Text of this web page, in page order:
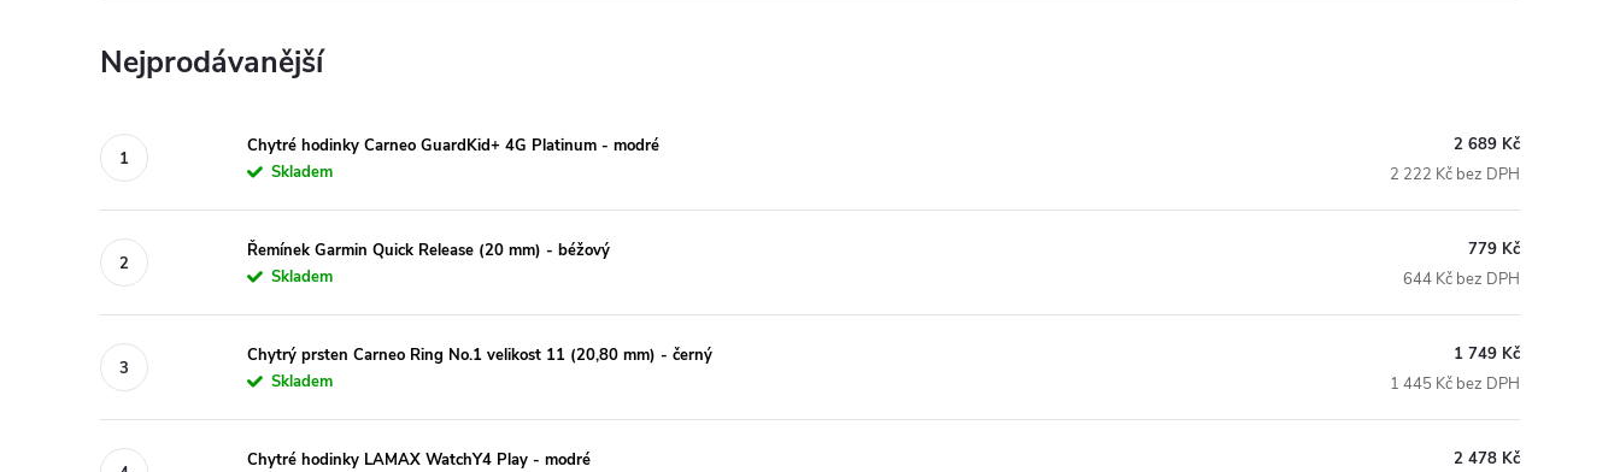
Nejprodávanější
Chytré hodinky Carneo GuardKid+ 4G Platinum - modré
Skladem
2 689 Kč
2 222 Kč bez DPH
Řemínek Garmin Quick Release (20 mm) - béžový
Skladem
779 Kč
644 Kč bez DPH
Chytrý prsten Carneo Ring No.1 velikost 11 (20,80 mm) - černý
Skladem
1 749 Kč
1 445 Kč bez DPH
Chytré hodinky LAMAX WatchY4 Play - modré
2 478 Kč